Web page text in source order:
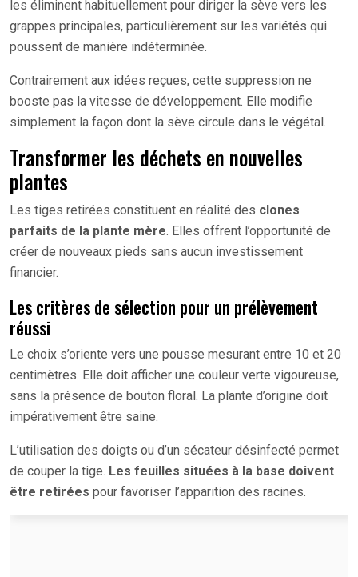
les éliminent habituellement pour diriger la sève vers les
grappes principales, particulièrement sur les variétés qui
poussent de manière indéterminée.
Contrairement aux idées reçues, cette suppression ne
booste pas la vitesse de développement. Elle modifie
simplement la façon dont la sève circule dans le végétal.
Transformer les déchets en nouvelles
plantes
Les tiges retirées constituent en réalité des clones
parfaits de la plante mère. Elles offrent l’opportunité de
créer de nouveaux pieds sans aucun investissement
financier.
Les critères de sélection pour un prélèvement
réussi
Le choix s’oriente vers une pousse mesurant entre 10 et 20
centimètres. Elle doit afficher une couleur verte vigoureuse,
sans la présence de bouton floral. La plante d’origine doit
impérativement être saine.
L’utilisation des doigts ou d’un sécateur désinfecté permet
de couper la tige. Les feuilles situées à la base doivent
être retirées pour favoriser l’apparition des racines.